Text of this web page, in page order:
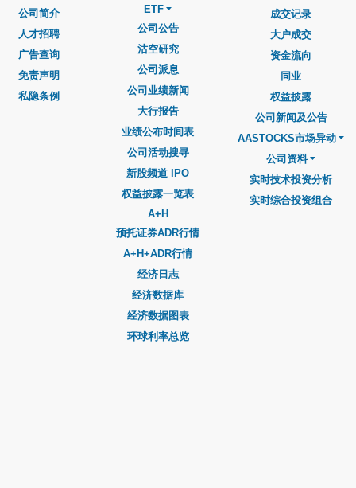
公司简介
人才招聘
广告查询
免责声明
私隐条例
ETF
公司公告
沽空研究
公司派息
公司业绩新闻
大行报告
业绩公布时间表
公司活动搜寻
新股频道 IPO
权益披露一览表
A+H
预托证券ADR行情
A+H+ADR行情
经济日志
经济数据库
经济数据图表
环球利率总览
成交记录
大户成交
资金流向
同业
权益披露
公司新闻及公告
AASTOCKS市场异动
公司资料
实时技术投资分析
实时综合投资组合